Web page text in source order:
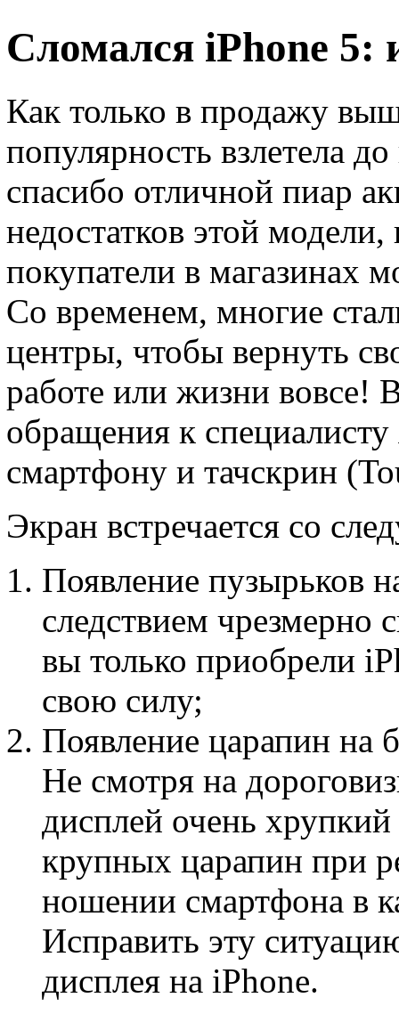
Сломался iPhone 5:
Как только в продажу
популярность взлетела до
спасибо отличной пиар
недостатков этой
покупатели в магазинах
Со временем, многие
центры, чтобы вернуть
работе или жизни вовсе!
обращения к
смартфону и тачскрин
Экран встречается со
Появление пузырьков
следствием чрезмерно
вы только приобрели
свою силу;
Появление царапин на
Не смотря на
дисплей очень
крупных царапин при
ношении смартфона в
Исправить эту
дисплея на iPhone.